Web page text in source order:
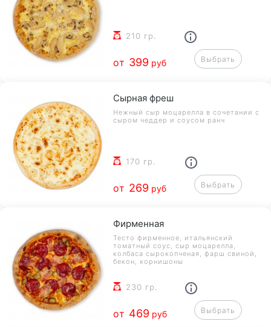
210 гр.
от 399 руб Выбрать
Сырная фреш
Нежный сыр моцарелла в сочетании с
сыром чеддер и соусом ранч
170 гр.
от 269 руб Выбрать
Фирменная
Тесто фирменное, итальянский
томатный соус, сыр моцарелла,
колбаса сырокопченая, фарш свиной,
бекон, корнишоны
230 гр.
от 469 руб Выбрать